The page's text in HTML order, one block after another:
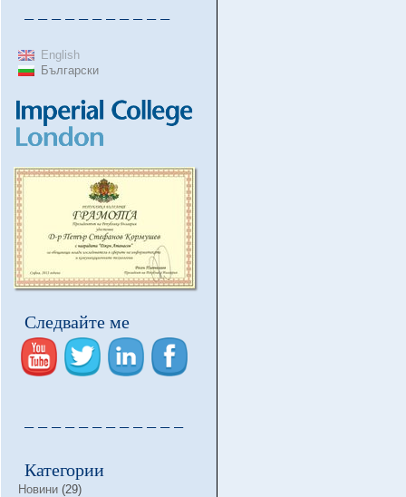
– – – – – – – – – – –
English
Български
Следвайте ме
– – – – – – – – – – – –
Категории
Новини (29)